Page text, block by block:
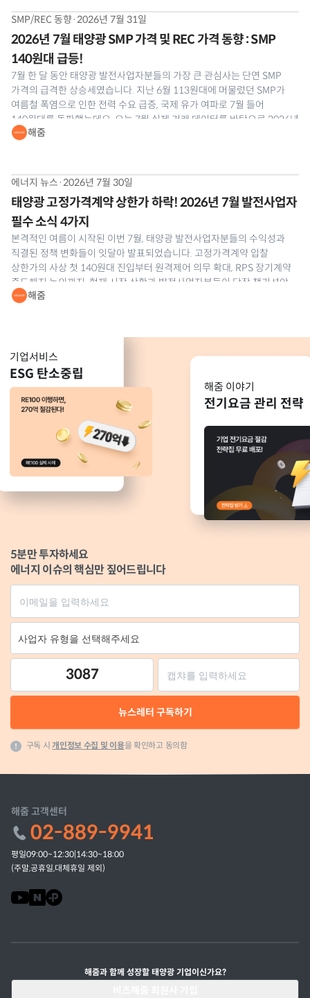
SMP/REC 동향·2026년 7월 31일
2026년 7월 태양광 SMP 가격 및 REC 가격 동향 : SMP
140원대 급등!
7월 한 달 동안 태양광 발전사업자분들의 가장 큰 관심사는 단연 SMP
가격의 급격한 상승세였습니다. 지난 6월 113원대에 머물렀던 SMP가
여름철 폭염으로 인한 전력 수요 급증, 국제 유가 여파로 7월 들어
140원대를 돌파했는데요. 오늘 7월 실제 거래 데이터를 바탕으로 2026년
7월 태양광 SMP 및 REC 현물시장 동향을 해줌이 정밀 분석해
해줌
에너지 뉴스 ·2026년 7월 30일
태양광 고정가격계약 상한가 하락! 2026년 7월 발전사업자
필수 소식 4가지
본격적인 여름이 시작된 이번 7월, 태양광 발전사업자분들의 수익성과
직결된 정책 변화들이 잇달아 발표되었습니다. 고정가격계약 입찰
상한가의 사상 첫 140원대 진입부터 원격제어 의무 확대, RPS 장기계약
중도해지 논의까지. 현재 시장 상황과 발전사업자분들이 당장 챙기셔야
할 실무 대응 전략을 해줌이 정리해 드립니다. 📰 2026년 7월 태양광
해줌
기업서비스
ESG 탄소중립
해줌 이야기
전기요금 관리 전략
5분만 투자하세요
에너지 이슈의 핵심만 짚어드립니다
3087
뉴스레터 구독하기
구독 시개인정보 수집 및 이용을 확인하고 동의함
해줌 고객센터
02-889-9941
평일09:00~12:30|14:30~18:00
(주말,공휴일,대체휴일 제외)
해줌과 함께 성장할 태양광 기업이신가요?